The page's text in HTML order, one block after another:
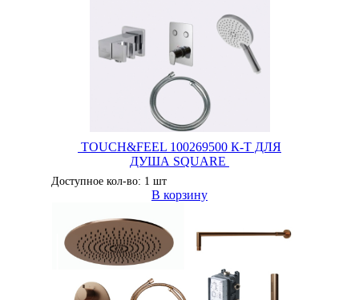
TOUCH&FEEL 100269500 К-Т ДЛЯ
ДУША SQUARE
Доступное кол-во: 1 шт
В корзину